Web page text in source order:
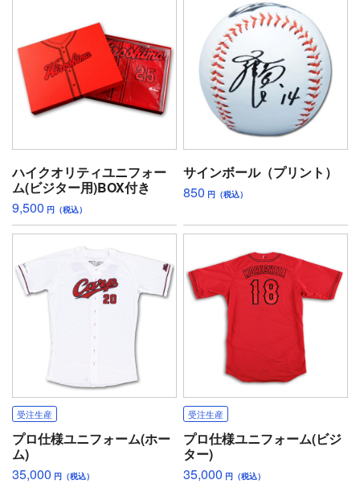
ハイクオリティユニフォー
ム(ビジター用)BOX付き
9,500 円（税込）
サインボール（プリント）
850 円（税込）
受注生産
プロ仕様ユニフォーム(ホー
ム)
35,000 円（税込）
受注生産
プロ仕様ユニフォーム(ビジ
ター)
35,000 円（税込）